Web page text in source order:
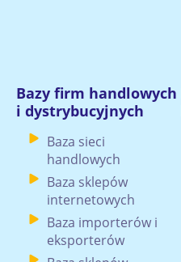
Bazy firm handlowych
i dystrybucyjnych
Baza sieci
handlowych
Baza sklepów
internetowych
Baza importerów i
eksporterów